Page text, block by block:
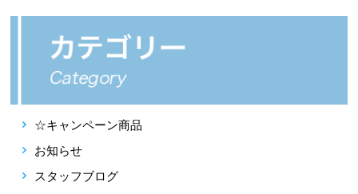
☆キャンペーン商品
お知らせ
スタッフブログ